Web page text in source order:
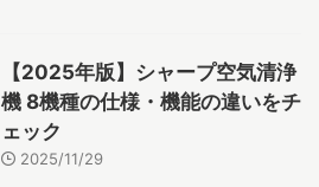
【2025年版】シャープ空気清浄
機 8機種の仕様・機能の違いをチ
ェック
2025/11/29